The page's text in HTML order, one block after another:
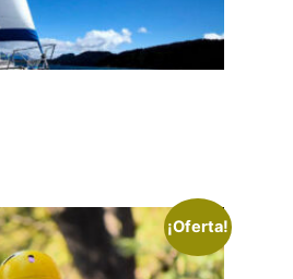
¡Oferta!